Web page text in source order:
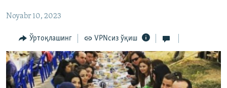
Озодлик бошқа тилларда
Noyabr 10, 2023
Ўртоқлашинг VPNсиз ўқиш